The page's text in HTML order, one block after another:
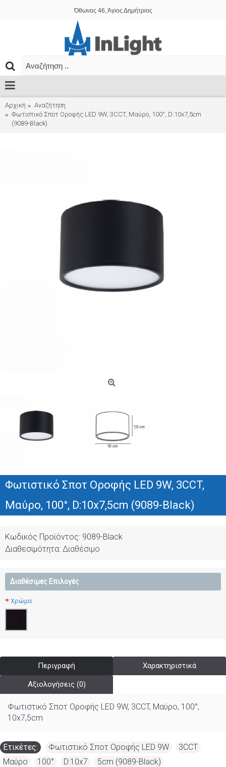
Όθωνος 46, Άγιος Δημήτριος
Αρχική
Αναζήτηση
Φωτιστικό Σποτ Οροφής LED 9W, 3CCT, Μαύρο, 100°, D:10x7,5cm
(9089-Black)
Φωτιστικό Σποτ Οροφής LED 9W, 3CCT,
Μαύρο, 100°, D:10x7,5cm (9089-Black)
Κωδικός Προϊόντος: 9089-Black
Διαθεσιμότητα: Διαθέσιμο
Διαθέσιμες Επιλογές
Χρώμα
Περιγραφή Χαρακτηριστικά
Αξιολογήσεις (0)
Φωτιστικό Σποτ Οροφής LED 9W, 3CCT, Μαύρο, 100°,
10x7,5cm
Ετικέτες: Φωτιστικό Σποτ Οροφής LED 9W 3CCT
Μαύρο
100° D:10x7 5cm (9089-Black)